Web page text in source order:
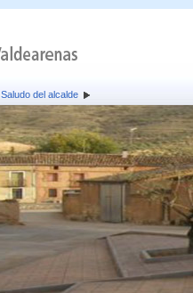
Saludo del alcalde